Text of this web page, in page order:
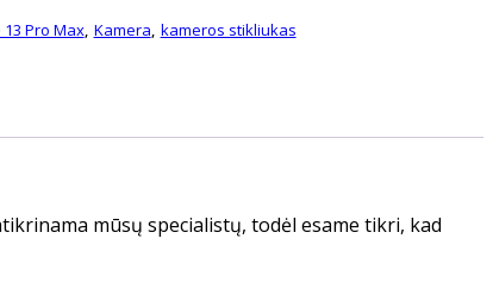
Pro Max, Kamera, kameros stikliukas
mūsų specialistų, todėl esame tikri, kad